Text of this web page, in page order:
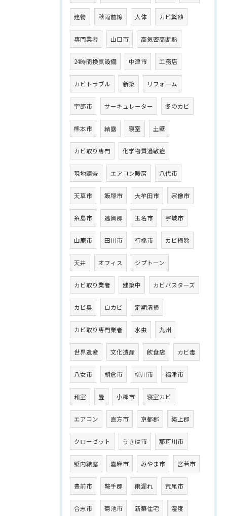
建物 秋雨前線 人体 カビ繁殖
専門業者 山口市 高気密高断熱
24時間換気設備 中津市 工務店
カビトラブル 新築 リフォーム
宇部市 サーキュレーター 冬のカビ
熊本市 結露 寝室 土壁
カビ取り専門 化学物質過敏症
現地調査 エアコン暖房 八代市
天草市 飯塚市 大牟田市 宗像市
糸島市 遠賀郡 玉名市 宇城市
山鹿市 田川市 行橋市 カビ掃除
天井 オフィス ジプトーン
カビ取り業者 建築中 カビバスターズ
カビ臭 白カビ 定期清掃
カビ取り専門業者 水虫 九州
世界遺産 文化遺産 飲食店 カビ毒
八女市 朝倉市 柳川市 福津市
和室 畳 小郡市 寝室カビ
エアコン 直方市 京都郡 築上郡
クローゼット うきは市 那珂川市
壁内結露 嘉麻市 みやま市 宮若市
豊前市 鞍手郡 雨漏れ 荒尾市
合志市 菊池市 新築住宅 湿度